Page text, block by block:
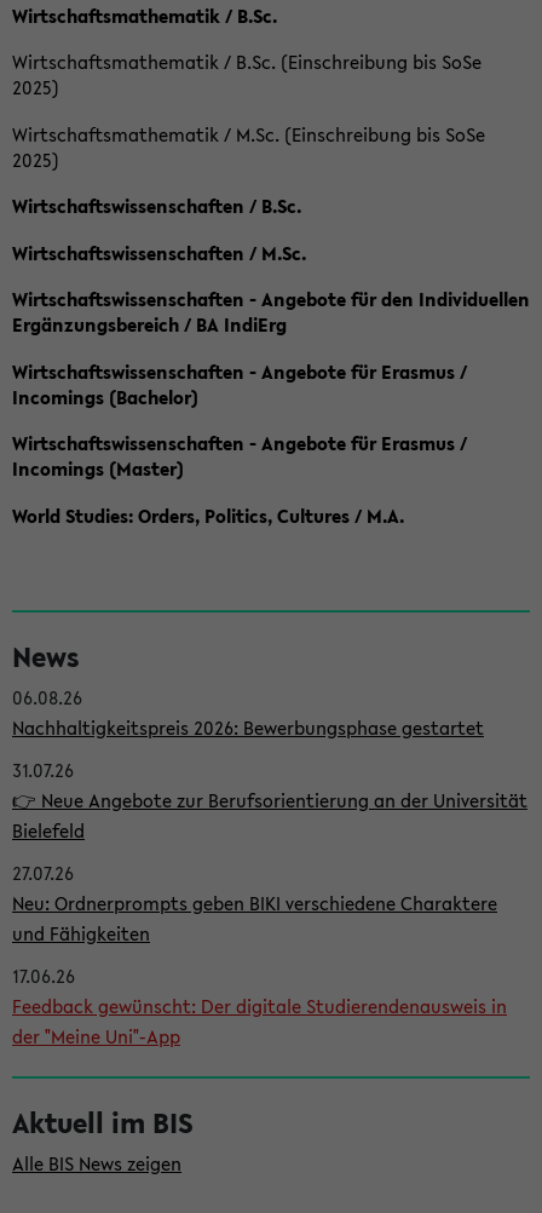
Wirtschaftsmathematik / B.Sc.
Wirtschaftsmathematik / B.Sc. (Einschreibung bis SoSe
2025)
Wirtschaftsmathematik / M.Sc. (Einschreibung bis SoSe
2025)
Wirtschaftswissenschaften / B.Sc.
Wirtschaftswissenschaften / M.Sc.
Wirtschaftswissenschaften - Angebote für den Individuellen
Ergänzungsbereich / BA IndiErg
Wirtschaftswissenschaften - Angebote für Erasmus /
Incomings (Bachelor)
Wirtschaftswissenschaften - Angebote für Erasmus /
Incomings (Master)
World Studies: Orders, Politics, Cultures / M.A.
e
i
t
e
n
l
e
i
s
t
e
News
06.08.26
Nachhaltigkeitspreis 2026: Bewerbungsphase gestartet
31.07.26
👉 Neue Angebote zur Berufsorientierung an der Universität
Bielefeld
27.07.26
Neu: Ordnerprompts geben BIKI verschiedene Charaktere
und Fähigkeiten
17.06.26
Feedback gewünscht: Der digitale Studierendenausweis in
der "Meine Uni"-App
Aktuell im BIS
Alle BIS News zeigen